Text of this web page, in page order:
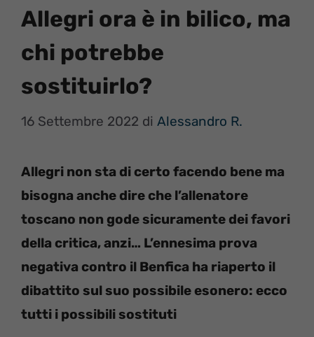
Allegri ora è in bilico, ma
chi potrebbe
sostituirlo?
16 Settembre 2022 di Alessandro R.
Allegri non sta di certo facendo bene ma
bisogna anche dire che l’allenatore
toscano non gode sicuramente dei favori
della critica, anzi… L’ennesima prova
negativa contro il Benfica ha riaperto il
dibattito sul suo possibile esonero: ecco
tutti i possibili sostituti